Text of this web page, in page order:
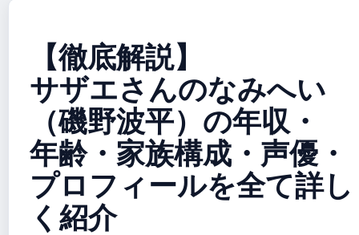
【徹底解説】
サザエさんのなみへい
（磯野波平）の年収・
年齢・家族構成・声優・
プロフィールを全て詳し
く紹介